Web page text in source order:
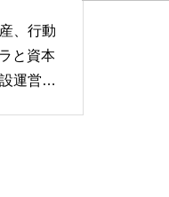
、行動
と資本
運営D